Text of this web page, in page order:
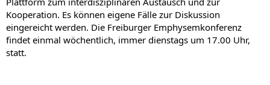
Kooperation. Es können eigene Fälle zur Diskussion
eingereicht werden. Die Freiburger Emphysemkonferenz
findet einmal wöchentlich, immer dienstags um 17.00 Uhr,
statt.